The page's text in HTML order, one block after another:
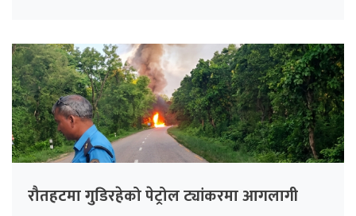
रौतहटमा गुडिरहेको पेट्रोल ट्यांकरमा आगलागी